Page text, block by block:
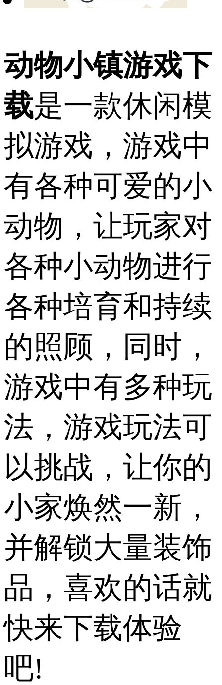
动物小镇游戏下
载是一款休闲模
拟游戏，游戏中
有各种可爱的小
动物，让玩家对
各种小动物进行
各种培育和持续
的照顾，同时，
游戏中有多种玩
法，游戏玩法可
以挑战，让你的
小家焕然一新，
并解锁大量​​装饰
品，喜欢的话就
快来下载体验
吧!